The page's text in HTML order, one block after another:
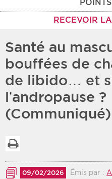
RECEVOIR
Protection sociale
Médico-social
Période
Choisir une date de début
Choisir une
Santé au
bouffées de
de libido… et
l’andropause ?
(Communiqué)
09/02/2026 Émis par :